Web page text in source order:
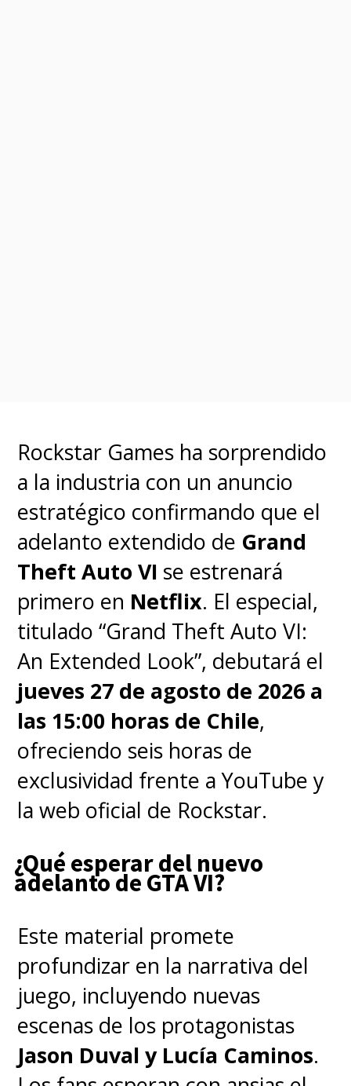
Rockstar Games ha sorprendido
a la industria con un anuncio
estratégico confirmando que el
adelanto extendido de Grand
Theft Auto VI se estrenará
primero en Netflix. El especial,
titulado “Grand Theft Auto VI:
An Extended Look”, debutará el
jueves 27 de agosto de 2026 a
las 15:00 horas de Chile,
ofreciendo seis horas de
exclusividad frente a YouTube y
la web oficial de Rockstar.
¿Qué esperar del nuevo
adelanto de GTA VI?
Este material promete
profundizar en la narrativa del
juego, incluyendo nuevas
escenas de los protagonistas
Jason Duval y Lucía Caminos.